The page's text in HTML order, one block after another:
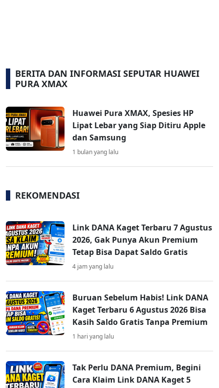
BERITA DAN INFORMASI SEPUTAR HUAWEI
PURA XMAX
Huawei Pura XMAX, Spesies HP
Lipat Lebar yang Siap Ditiru Apple
dan Samsung
1 bulan yang lalu
REKOMENDASI
Link DANA Kaget Terbaru 7 Agustus
2026, Gak Punya Akun Premium
Tetap Bisa Dapat Saldo Gratis
4 jam yang lalu
Buruan Sebelum Habis! Link DANA
Kaget Terbaru 6 Agustus 2026 Bisa
Kasih Saldo Gratis Tanpa Premium
1 hari yang lalu
Tak Perlu DANA Premium, Begini
Cara Klaim Link DANA Kaget 5